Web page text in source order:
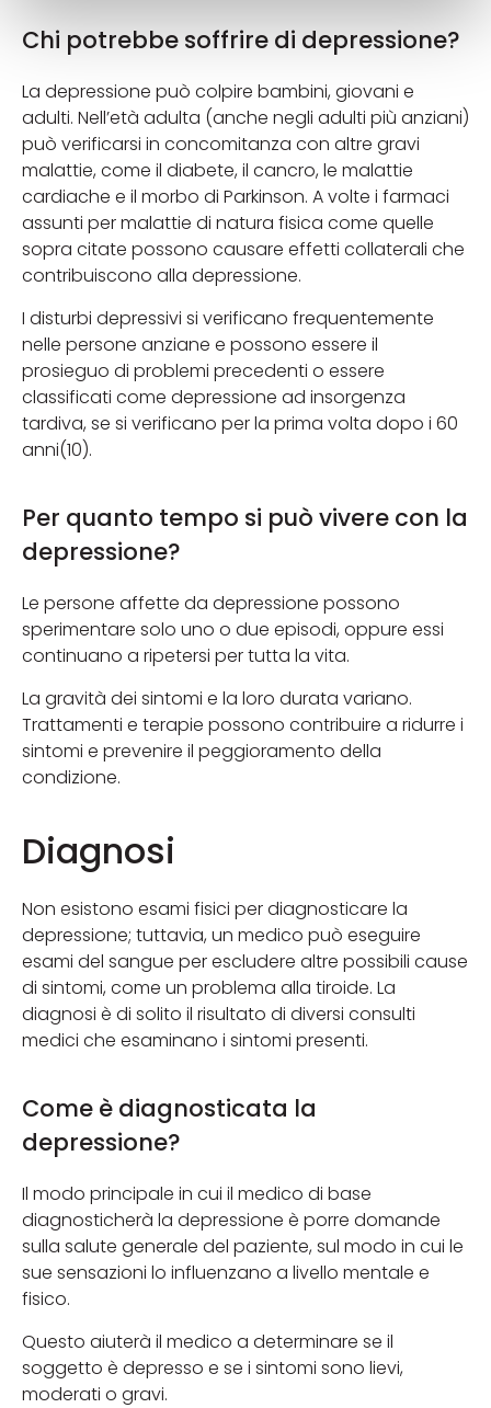
Chi potrebbe soffrire di depressione?
La depressione può colpire bambini, giovani e
adulti. Nell’età adulta (anche negli adulti più anziani)
può verificarsi in concomitanza con altre gravi
malattie, come il diabete, il cancro, le malattie
cardiache e il morbo di Parkinson. A volte i farmaci
assunti per malattie di natura fisica come quelle
sopra citate possono causare effetti collaterali che
contribuiscono alla depressione.
I disturbi depressivi si verificano frequentemente
nelle persone anziane e possono essere il
prosieguo di problemi precedenti o essere
classificati come depressione ad insorgenza
tardiva, se si verificano per la prima volta dopo i 60
anni(10).
Per quanto tempo si può vivere con la
depressione?
Le persone affette da depressione possono
sperimentare solo uno o due episodi, oppure essi
continuano a ripetersi per tutta la vita.
La gravità dei sintomi e la loro durata variano.
Trattamenti e terapie possono contribuire a ridurre i
sintomi e prevenire il peggioramento della
condizione.
Diagnosi
Non esistono esami fisici per diagnosticare la
depressione; tuttavia, un medico può eseguire
esami del sangue per escludere altre possibili cause
di sintomi, come un problema alla tiroide. La
diagnosi è di solito il risultato di diversi consulti
medici che esaminano i sintomi presenti.
Come è diagnosticata la
depressione?
Il modo principale in cui il medico di base
diagnosticherà la depressione è porre domande
sulla salute generale del paziente, sul modo in cui le
sue sensazioni lo influenzano a livello mentale e
fisico.
Questo aiuterà il medico a determinare se il
soggetto è depresso e se i sintomi sono lievi,
moderati o gravi.